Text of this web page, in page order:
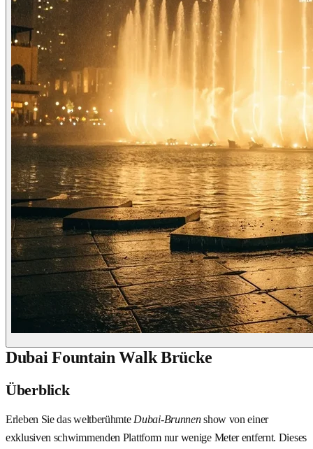
Dubai Fountain Walk Brücke
Überblick
Erleben Sie das weltberühmteDubai-Brunnenshow von einer
exklusiven schwimmenden Plattform nur wenige Meter entfernt. Dieses